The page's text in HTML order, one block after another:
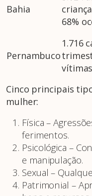
Bahia
68%
Pernambuco
1.716
Cinco principais
mulher:
Física –
ferimentos.
Psicológica –
e manipulação.
Sexual –
Patrimonial –